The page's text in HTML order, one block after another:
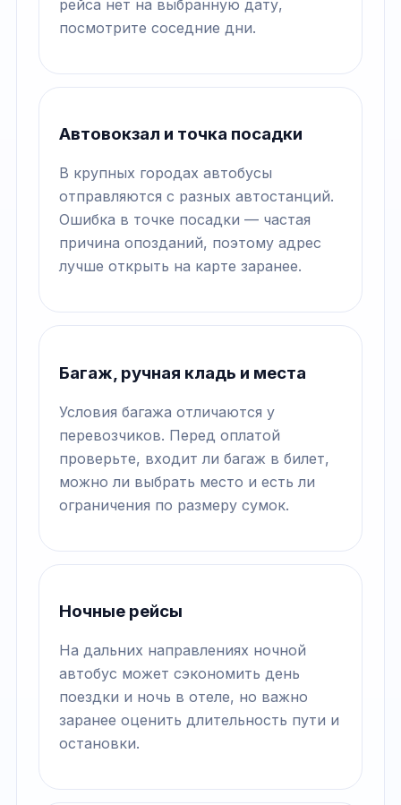
рейса нет на выбранную дату,
посмотрите соседние дни.
Автовокзал и точка посадки
В крупных городах автобусы
отправляются с разных автостанций.
Ошибка в точке посадки — частая
причина опозданий, поэтому адрес
лучше открыть на карте заранее.
Багаж, ручная кладь и места
Условия багажа отличаются у
перевозчиков. Перед оплатой
проверьте, входит ли багаж в билет,
можно ли выбрать место и есть ли
ограничения по размеру сумок.
Ночные рейсы
На дальних направлениях ночной
автобус может сэкономить день
поездки и ночь в отеле, но важно
заранее оценить длительность пути и
остановки.